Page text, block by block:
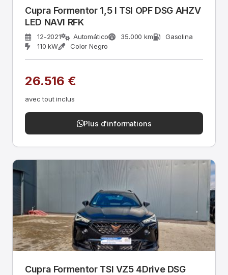
Cupra Formentor 1,5 l TSI OPF DSG AHZV
LED NAVI RFK
12-2021 Automático 35.000 km
Gasolina
110 kW
Color Negro
26.516 €
avec tout inclus
Plus d'informations
Cupra Formentor TSI VZ5 4Drive DSG